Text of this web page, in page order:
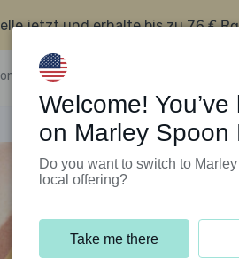
jetzt und erhalte bis zu76 €
Kundenservice
Welcome!
on Marley Spoon
Do you want to switch to
local offering?
Take me there